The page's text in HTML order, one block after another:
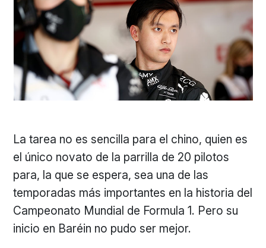
La tarea no es sencilla para el chino, quien es
el único novato de la parrilla de 20 pilotos
para, la que se espera, sea una de las
temporadas más importantes en la historia del
Campeonato Mundial de Formula 1. Pero su
inicio en Baréin no pudo ser mejor.